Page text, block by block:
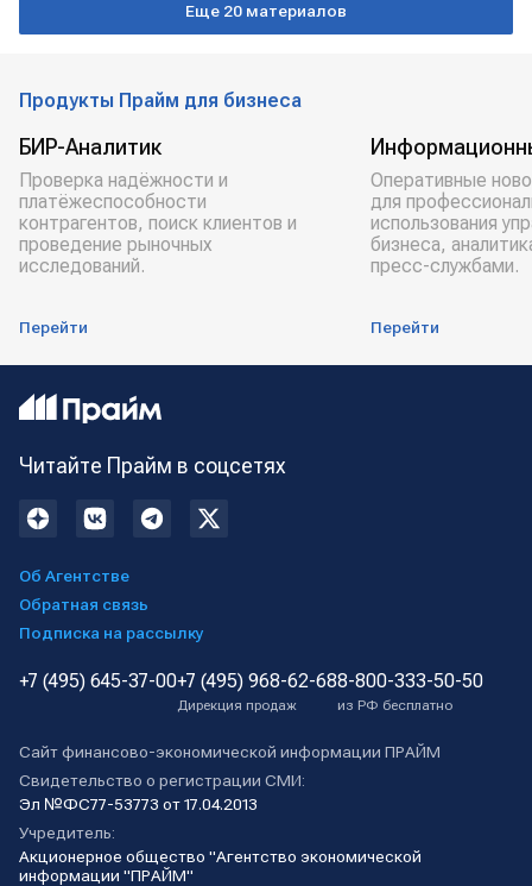
Еще 20 материалов
Продукты Прайм для бизнеса
БИР-Аналитик
Проверка надёжности и
платёжеспособности
контрагентов, поиск клиентов и
проведение рыночных
исследований.
Перейти
Оперативные
для
использования
бизнеса,
пресс-службами.
Перейти
Читайте Прайм в соцсетях
Об Агентстве
Обратная связь
Подписка на рассылку
+7 (495) 645-37-00+7 (495) 968-62-68
Дирекция продаж
8-800-333-50-50
из РФ бесплатно
Сайт финансово-экономической информации ПРАЙМ
Свидетельство о регистрации СМИ:
Эл №ФС77-53773 от 17.04.2013
Учредитель:
Акционерное общество "Агентство экономической
информации "ПРАЙМ"